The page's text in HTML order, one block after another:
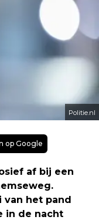
Politie.nl
op Google
af bij een
van het pand
in de nacht